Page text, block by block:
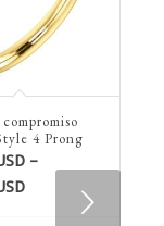
4 Prong
–
Price